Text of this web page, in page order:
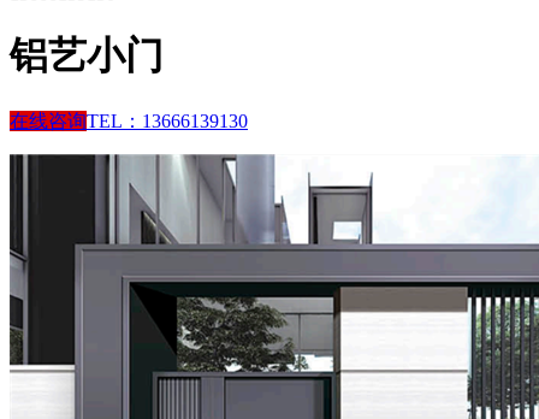
铝艺小门
在线咨询TEL：13666139130